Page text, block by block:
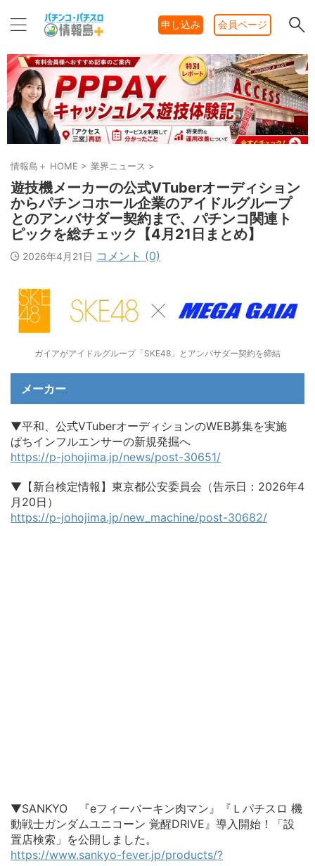
申し込み 会員ページ
情報島＋ HOME > 業界ニュース >
遊技機メーカーの公式VTuberオーディション
からパチンコホール企業のアイドルグループ
とのアンバサダー契約まで、パチンコ関連ト
ピックを総チェック【4月21日まとめ】
2026年4月21日 コメント (0)
ガイアがアイドルグループ「SKE48」とアンバサダー契約を締結
メーカー
▼平和、公式VTuberオーディションのWEB募集を実施
ぱちインフルエンサーの新規発掘へ
https://p-johojima.jp/news/post-30651/
▼【新台検定情報】東京都公安委員会（告示日：2026年4
月20日）
https://p-johojima.jp/new_machine/post-30682/
▼SANKYO 『eフィーバーキン肉マン』『Ｌパチスロ 機
動戦士ガンダムユニコーン 覚醒DRIVE』導入開始！「設
置店検索」を公開しました。
https://www.sankyo-fever.jp/products/?